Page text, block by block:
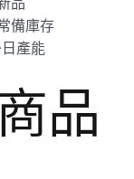
備庫存
產能
品